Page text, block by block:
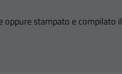
oppure stampato e compilato il